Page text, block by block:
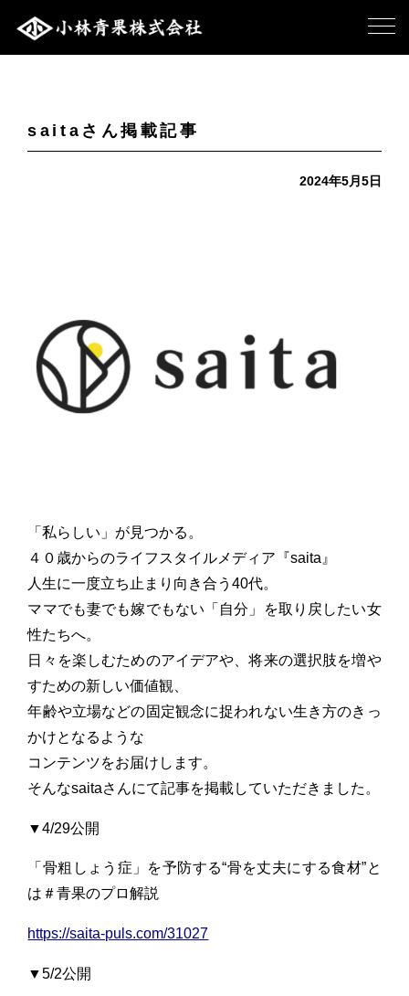
saitaさん掲載記事
2024年5月5日
「私らしい」が見つかる。
４０歳からのライフスタイルメディア『saita』
人生に一度立ち止まり向き合う40代。
ママでも妻でも嫁でもない「自分」を取り戻したい女
性たちへ。
日々を楽しむためのアイデアや、将来の選択肢を増や
すための新しい価値観、
年齢や立場などの固定観念に捉われない生き方のきっ
かけとなるような
コンテンツをお届けします。
そんなsaitaさんにて記事を掲載していただきました。
▼4/29公開
「骨粗しょう症」を予防する“骨を丈夫にする食材”と
は＃青果のプロ解説
https://saita-puls.com/31027
▼5/2公開